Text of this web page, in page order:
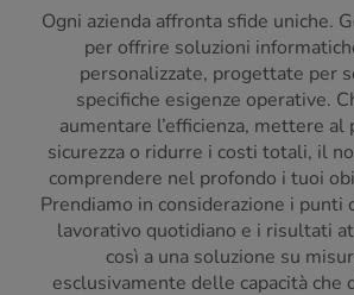
Ogni azienda affronta sfide uniche.
per offrire soluzioni
personalizzate, progettate per
specifiche esigenze operative.
aumentare l’efficienza, mettere
sicurezza o ridurre i costi totali, il
comprendere nel profondo i tuoi
Prendiamo in considerazione i punti
lavorativo quotidiano e i risultati
così a una soluzione su
esclusivamente delle capacità che